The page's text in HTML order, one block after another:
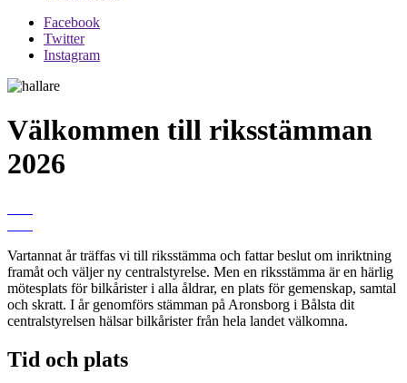
Facebook
Twitter
Instagram
Välkommen till riksstämman
2026
Vartannat år träffas vi till riksstämma och fattar beslut om inriktning
framåt och väljer ny centralstyrelse. Men en riksstämma är en härlig
mötesplats för bilkårister i alla åldrar, en plats för gemenskap, samtal
och skratt. I år genomförs stämman på Aronsborg i Bålsta dit
centralstyrelsen hälsar bilkårister från hela landet välkomna.
Tid och plats